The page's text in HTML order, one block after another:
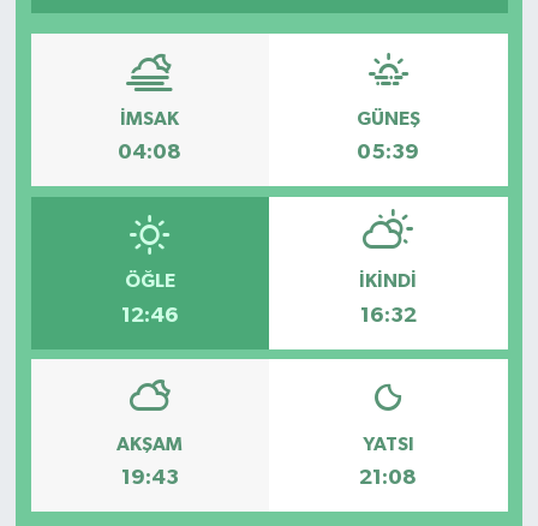
İMSAK
04:08
GÜNEŞ
05:39
ÖĞLE
12:46
İKINDI
16:32
AKŞAM
19:43
YATSI
21:08
OTOMOBİL
KURUMSAL